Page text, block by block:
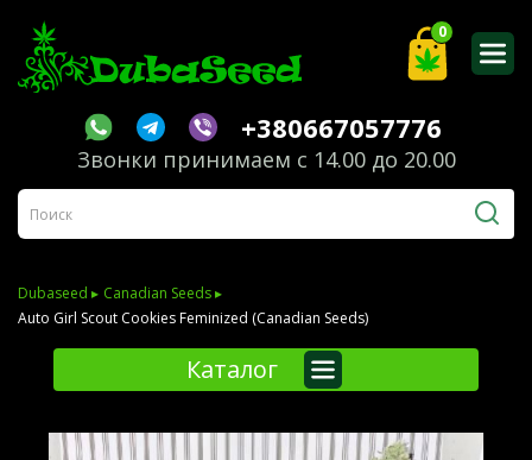
+380667057776
Звонки принимаем с 14.00 до 20.00
0
Dubaseed ▸ Canadian Seeds ▸
Auto Girl Scout Cookies Feminized (Canadian Seeds)
Каталог